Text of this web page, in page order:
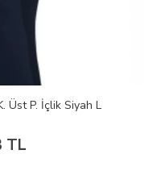
Üst P. İçlik Siyah L
TL